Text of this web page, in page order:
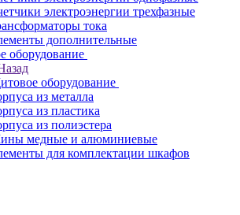
электроэнергии трехфазные
тока
дополнительные
оборудование
оборудование
из металла
из пластика
из полиэстера
медные и алюминиевые
для комплектации шкафов